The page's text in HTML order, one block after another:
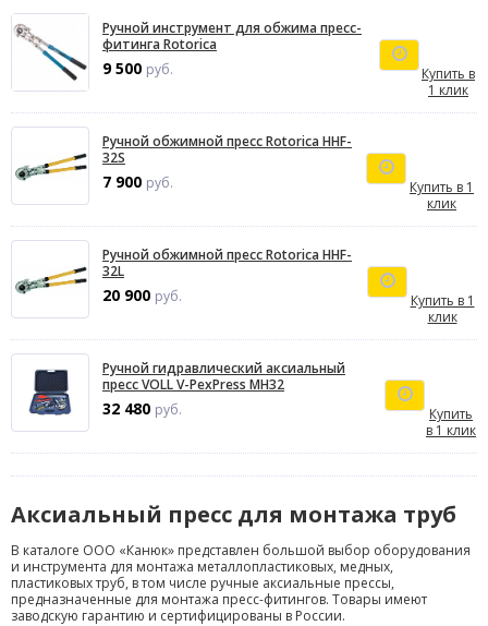
Ручной инструмент для обжима пресс-
фитинга Rotorica
9 500 руб.
Купить в
1 клик
Ручной обжимной пресс Rotorica HHF-
32S
7 900 руб.
Купить в 1
клик
Ручной обжимной пресс Rotorica HHF-
32L
20 900 руб.
Купить в 1
клик
Ручной гидравлический аксиальный
пресс VOLL V-PexPress MH32
32 480 руб.
Купить
в 1 клик
Аксиальный пресс для монтажа труб
В каталоге ООО «Канюк» представлен большой выбор оборудования
и инструмента для монтажа металлопластиковых, медных,
пластиковых труб, в том числе ручные аксиальные прессы,
предназначенные для монтажа пресс-фитингов. Товары имеют
заводскую гарантию и сертифицированы в России.